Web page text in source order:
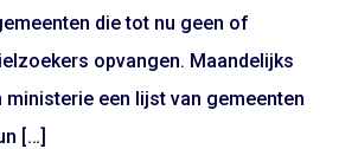
die tot nu geen of
opvangen. Maandelijks
ministerie een lijst van gemeenten
[…]